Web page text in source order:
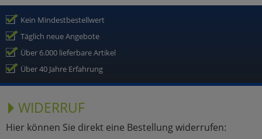
Kein Mindestbestellwert
Täglich neue Angebote
Über 6.000 lieferbare Artikel
Über 40 Jahre Erfahrung
WIDERRUF
Hier können Sie direkt eine Bestellung widerrufen: